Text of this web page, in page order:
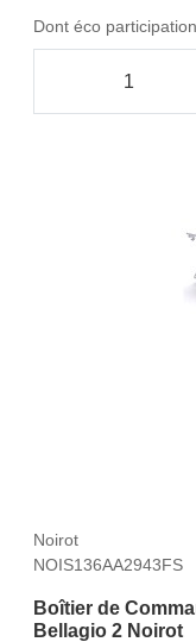
Dont éco
Noirot
NOIS136AA2943FS
Boîtier de
Bellagio 2 Noirot